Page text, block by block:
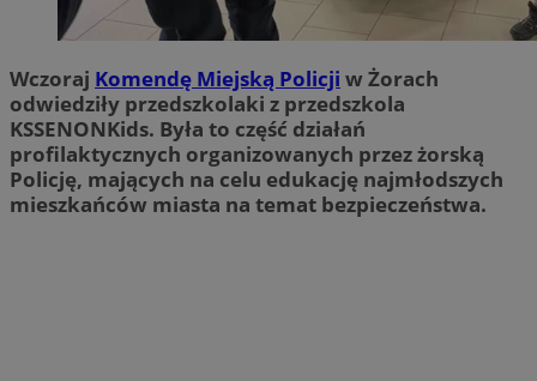
Wczoraj Komendę Miejską Policji w Żorach
odwiedziły przedszkolaki z przedszkola
KSSENONKids. Była to część działań
profilaktycznych organizowanych przez żorską
Policję, mających na celu edukację najmłodszych
mieszkańców miasta na temat bezpieczeństwa.